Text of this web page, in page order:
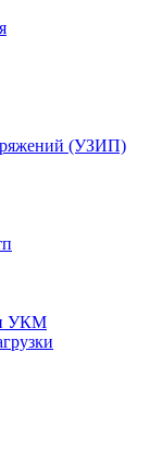
(УЗИП)
и УКМ